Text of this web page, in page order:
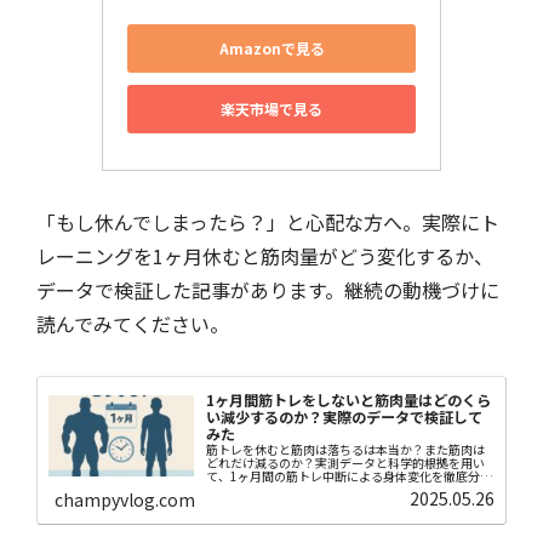
Amazonで見る
楽天市場で見る
「もし休んでしまったら？」と心配な方へ。実際にト
レーニングを1ヶ月休むと筋肉量がどう変化するか、
データで検証した記事があります。継続の動機づけに
読んでみてください。
1ヶ月間筋トレをしないと筋肉量はどのくら
い減少するのか？実際のデータで検証して
みた
筋トレを休むと筋肉は落ちるは本当か？また筋肉は
どれだけ減るのか？実測データと科学的根拠を用い
て、1ヶ月間の筋トレ中断による身体変化を徹底分
析。体組成の変化と回復のリアルを解説。
champyvlog.com 2025.05.26